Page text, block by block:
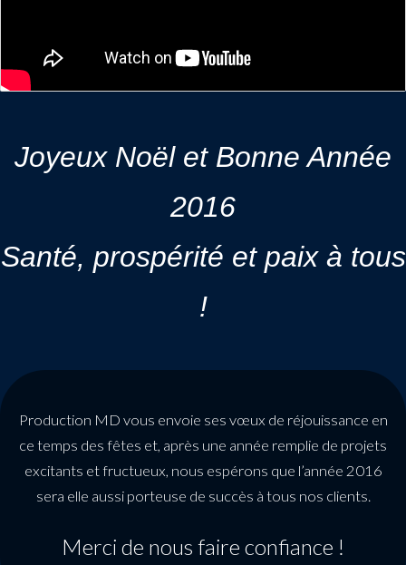
Joyeux Noël et Bonne Année
2016
Santé, prospérité et paix à tous
!
Production MD vous envoie ses vœux de réjouissance en
ce temps des fêtes et, après une année remplie de projets
excitants et fructueux, nous espérons que l’année 2016
sera elle aussi porteuse de succès à tous nos clients.
Merci de nous faire confiance !